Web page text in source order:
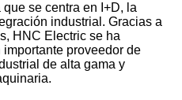
se centra en I+D, la
industrial. Gracias a
HNC Electric se ha
proveedor de
de alta gama y